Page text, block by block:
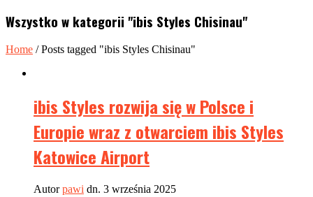
Wszystko w kategorii "ibis Styles Chisinau"
Home /Posts tagged "ibis Styles Chisinau"
ibis Styles rozwija się w Polsce i
Europie wraz z otwarciem ibis Styles
Katowice Airport
Autorpawi dn. 3 września 2025